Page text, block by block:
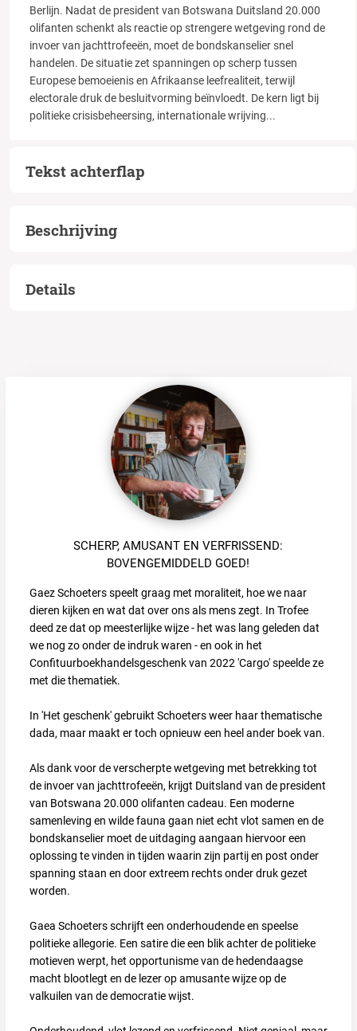
Berlijn. Nadat de president van Botswana Duitsland 20.000
olifanten schenkt als reactie op strengere wetgeving rond de
invoer van jachttrofeeën, moet de bondskanselier snel
handelen. De situatie zet spanningen op scherp tussen
Europese bemoeienis en Afrikaanse leefrealiteit, terwijl
electorale druk de besluitvorming beïnvloedt. De kern ligt bij
politieke crisisbeheersing, internationale wrijving...
Tekst achterflap
Beschrijving
Details
SCHERP, AMUSANT EN VERFRISSEND:
BOVENGEMIDDELD GOED!
Gaez Schoeters speelt graag met moraliteit, hoe we naar
dieren kijken en wat dat over ons als mens zegt. In Trofee
deed ze dat op meesterlijke wijze - het was lang geleden dat
we nog zo onder de indruk waren - en ook in het
Confituurboekhandelsgeschenk van 2022 'Cargo' speelde ze
met die thematiek.
In 'Het geschenk' gebruikt Schoeters weer haar thematische
dada, maar maakt er toch opnieuw een heel ander boek van.
Als dank voor de verscherpte wetgeving met betrekking tot
de invoer van jachttrofeeën, krijgt Duitsland van de president
van Botswana 20.000 olifanten cadeau. Een moderne
samenleving en wilde fauna gaan niet echt vlot samen en de
bondskanselier moet de uitdaging aangaan hiervoor een
oplossing te vinden in tijden waarin zijn partij en post onder
spanning staan en door extreem rechts onder druk gezet
worden.
Gaea Schoeters schrijft een onderhoudende en speelse
politieke allegorie. Een satire die een blik achter de politieke
motieven werpt, het opportunisme van de hedendaagse
macht blootlegt en de lezer op amusante wijze op de
valkuilen van de democratie wijst.